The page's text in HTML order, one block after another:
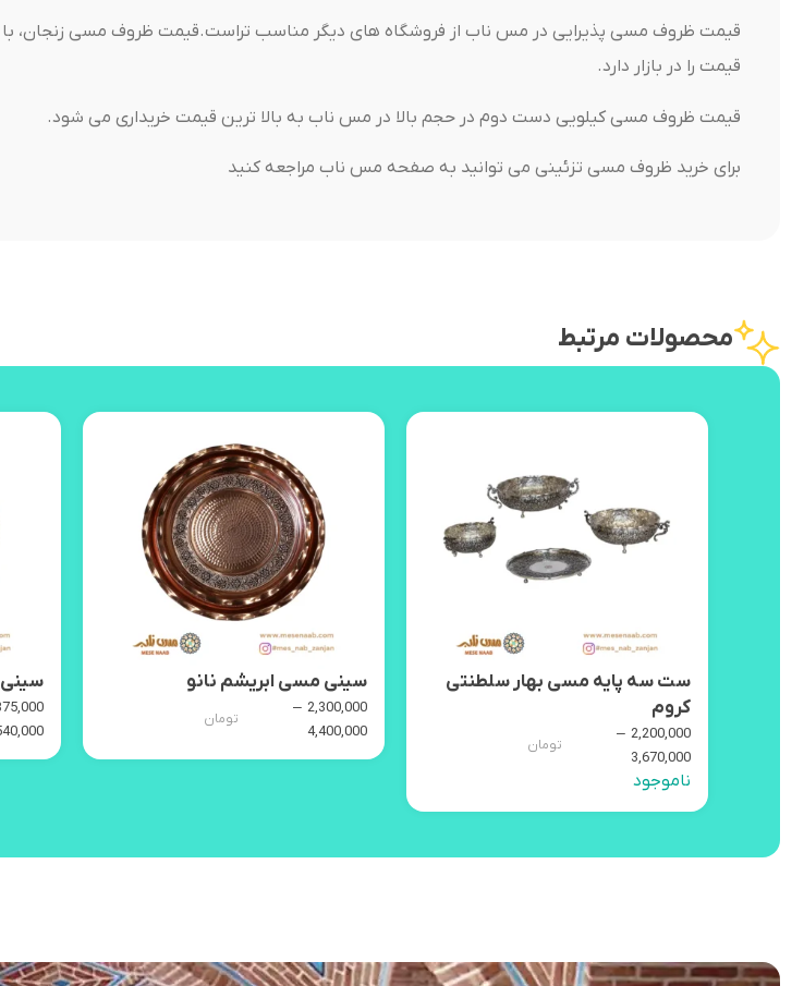
قیمت ظروف مسی پذیرایی در مس ناب از فروشگاه های دیگر مناسب تراست.قیمت ظروف مسی زنجان،
قیمت را در بازار دارد.
قیمت ظروف مسی کیلویی دست دوم در حجم بالا در مس ناب به بالا ترین قیمت خریداری می شود.
برای خرید ظروف مسی تزئینی می توانید به صفحه مس ناب مراجعه کنید
محصولات مرتبط
ست سه پایه مسی بهار سلطنتی
کروم
2,200,000
–
3,670,000
تومان
ناموجود
سینی مسی ابریشم نانو
2,300,000
–
4,400,000
تومان
سینی